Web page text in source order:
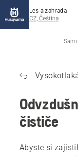
Les a zahrada
CZ, Čeština
čističe
Abyste si